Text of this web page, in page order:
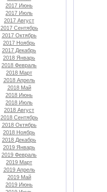
2017 Июнь
2017 Июль
2017 Август
2017 Сентябрь
2017 Октябрь
2017 Ноябрь
2017 Декабрь
2018 Январь
2018 Февраль
2018 Март
2018 Апрель
2018 Май
2018 Июнь
2018 Июль
2018 Август
2018 Сентябрь
2018 Октябрь
2018 Ноябрь
2018 Декабрь
2019 Январь
2019 Февраль
2019 Март
2019 Апрель
2019 Май
2019 Июнь